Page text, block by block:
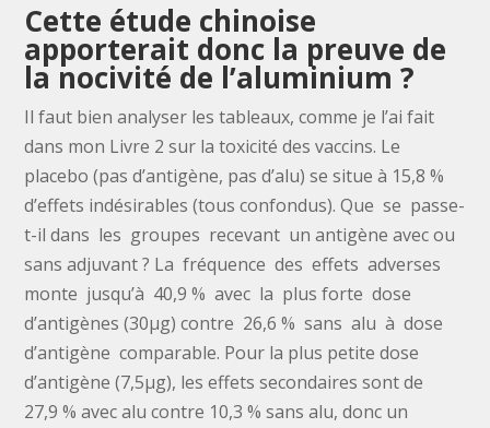
Cette étude chinoise
apporterait donc la preuve de
la nocivité de l’aluminium ?
Il faut bien analyser les tableaux, comme je l’ai fait
dans mon Livre 2 sur la toxicité des vaccins. Le
placebo (pas d’antigène, pas d’alu) se situe à 15,8 %
d’effets indésirables (tous confondus). Que se passe-
t-il dans les groupes recevant un antigène avec ou
sans adjuvant ? La fréquence des effets adverses
monte jusqu’à 40,9 % avec la plus forte dose
d’antigènes (30μg) contre 26,6 % sans alu à dose
d’antigène comparable. Pour la plus petite dose
d’antigène (7,5μg), les effets secondaires sont de
27,9 % avec alu contre 10,3 % sans alu, donc un